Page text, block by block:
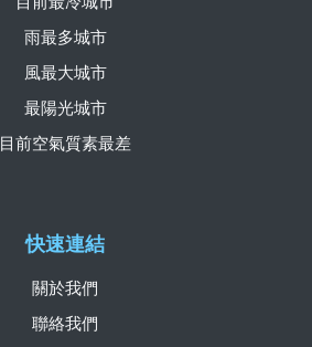
快速連結
關於我們
聯絡我們
雨最多城市
風最大城市
最陽光城市
目前空氣質素最差